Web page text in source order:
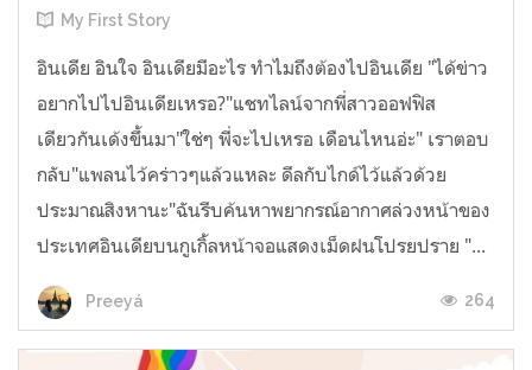
My First Story
อินเดีย อินใจ อินเดียมีอะไร ทำไมถึงต้องไปอินเดีย "ได้ข่าว
อยากไปไปอินเดียเหรอ?"แชทไลน์จากพี่สาวออฟฟิส
เดียวกันเด้งขึ้นมา"ใช่ๆ พี่จะไปเหรอ เดือนไหนอ่ะ" เราตอบ
กลับ"แพลนไว้คร่าวๆแล้วแหละ ดีลกับไกด์ไว้แล้วด้วย
ประมาณสิงหานะ"ฉันรีบค้นหาพยากรณ์อากาศล่วงหน้าของ
ประเทศอินเดียบนกูเกิ้ลหน้าจอแสดงเม็ดฝนโปรยปราย "...
Preeyá 264